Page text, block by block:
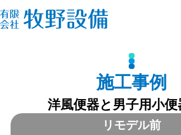
施工事例
洋風便器と男子用小
リモデル前